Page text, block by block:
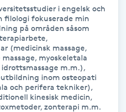
i engelsk och
filologi fokuserade min
på områden såsom
(medicinsk massage,
myoskeletala
m.m.),
inom osteopati
och perifera tekniker),
kinesisk medicin,
zonterapi m.m.